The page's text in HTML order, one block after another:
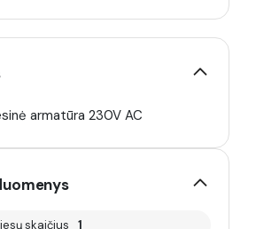
armatūra 230V AC
skaičius 1